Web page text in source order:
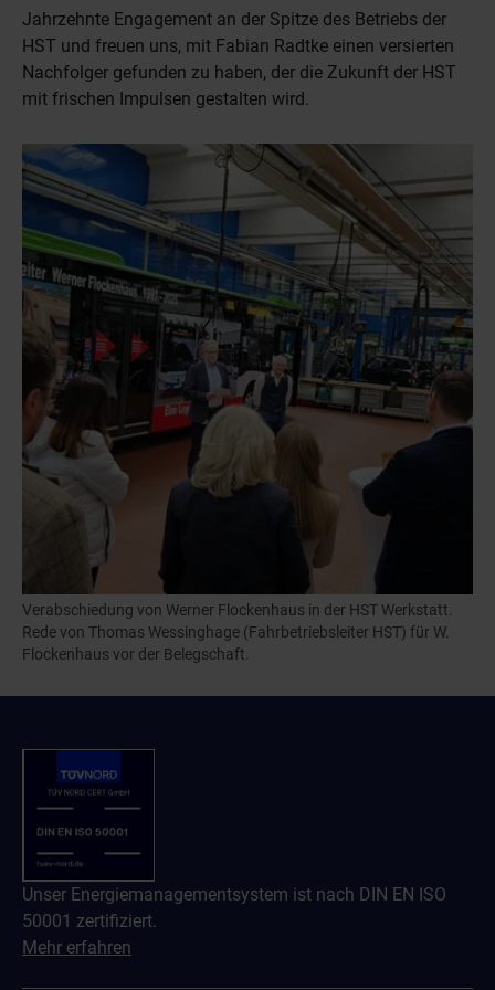
Jahrzehnte Engagement an der Spitze des Betriebs der
HST und freuen uns, mit Fabian Radtke einen versierten
Nachfolger gefunden zu haben, der die Zukunft der HST
mit frischen Impulsen gestalten wird.
Verabschiedung von Werner Flockenhaus in der HST Werkstatt.
Rede von Thomas Wessinghage (Fahrbetriebsleiter HST) für W.
Flockenhaus vor der Belegschaft.
Unser Energiemanagementsystem ist nach DIN EN ISO
50001 zertifiziert.
Mehr erfahren